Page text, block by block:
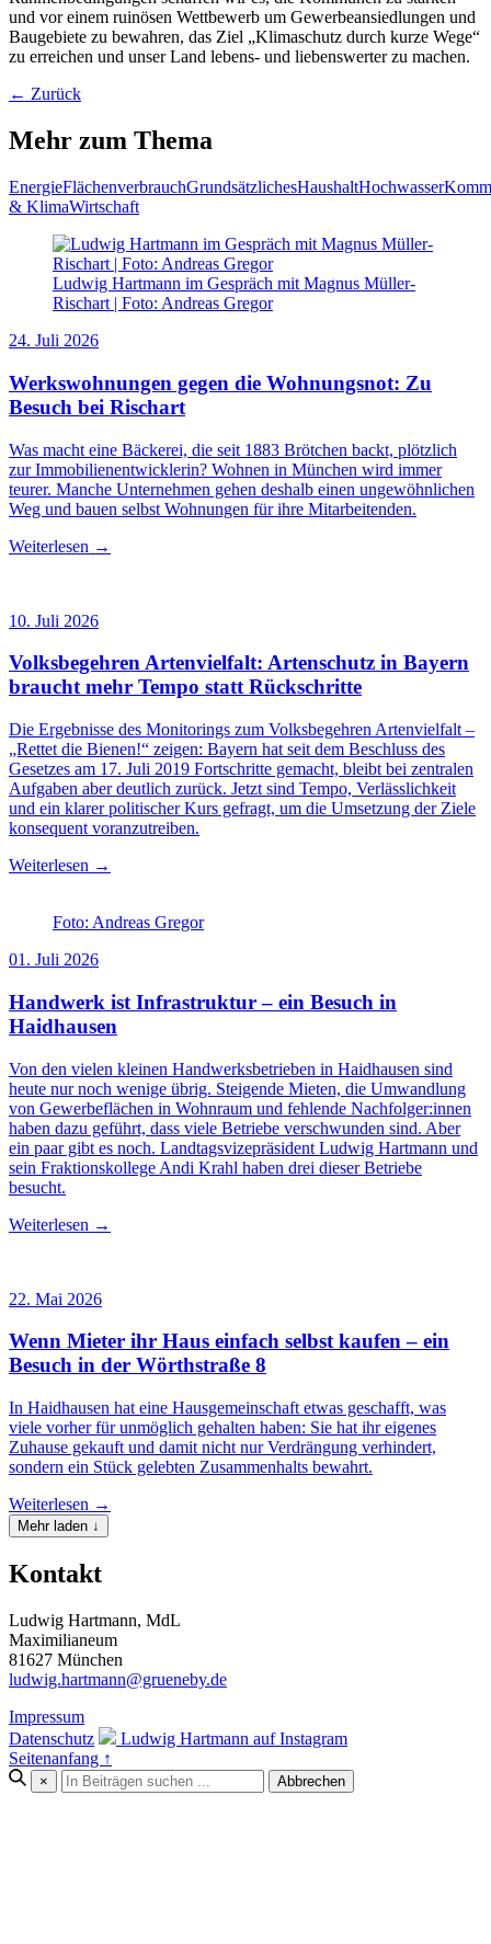
und vor einem ruinösen Wettbewerb um Gewerbeansiedlungen und
Baugebiete zu bewahren, das Ziel „Klimaschutz durch kurze Wege“
zu erreichen und unser Land lebens- und liebenswerter zu machen.
← Zurück
Mehr zum Thema
EnergieFlächenverbrauchGrundsätzlichesHaushaltHochwasser
& KlimaWirtschaft
Ludwig Hartmann im Gespräch mit Magnus Müller-
Rischart | Foto: Andreas Gregor
24. Juli 2026
Werkswohnungen gegen die Wohnungsnot: Zu
Besuch bei Rischart
Was macht eine Bäckerei, die seit 1883 Brötchen backt, plötzlich
zur Immobilienentwicklerin? Wohnen in München wird immer
teurer. Manche Unternehmen gehen deshalb einen ungewöhnlichen
Weg und bauen selbst Wohnungen für ihre Mitarbeitenden.
Weiterlesen →
10. Juli 2026
Volksbegehren Artenvielfalt: Artenschutz in Bayern
braucht mehr Tempo statt Rückschritte
Die Ergebnisse des Monitorings zum Volksbegehren Artenvielfalt –
„Rettet die Bienen!“ zeigen: Bayern hat seit dem Beschluss des
Gesetzes am 17. Juli 2019 Fortschritte gemacht, bleibt bei zentralen
Aufgaben aber deutlich zurück. Jetzt sind Tempo, Verlässlichkeit
und ein klarer politischer Kurs gefragt, um die Umsetzung der Ziele
konsequent voranzutreiben.
Weiterlesen →
Foto: Andreas Gregor
01. Juli 2026
Handwerk ist Infrastruktur – ein Besuch in
Haidhausen
Von den vielen kleinen Handwerksbetrieben in Haidhausen sind
heute nur noch wenige übrig. Steigende Mieten, die Umwandlung
von Gewerbeflächen in Wohnraum und fehlende Nachfolger:innen
haben dazu geführt, dass viele Betriebe verschwunden sind. Aber
ein paar gibt es noch. Landtagsvizepräsident Ludwig Hartmann und
sein Fraktionskollege Andi Krahl haben drei dieser Betriebe
besucht.
Weiterlesen →
22. Mai 2026
Wenn Mieter ihr Haus einfach selbst kaufen – ein
Besuch in der Wörthstraße 8
In Haidhausen hat eine Hausgemeinschaft etwas geschafft, was
viele vorher für unmöglich gehalten haben: Sie hat ihr eigenes
Zuhause gekauft und damit nicht nur Verdrängung verhindert,
sondern ein Stück gelebten Zusammenhalts bewahrt.
Weiterlesen →
Mehr laden ↓
Kontakt
Ludwig Hartmann, MdL
Maximilianeum
81627 München
ludwig.hartmann@grueneby.de
Impressum
Datenschutz
Ludwig Hartmann auf Instagram
Seitenanfang ↑
× Abbrechen